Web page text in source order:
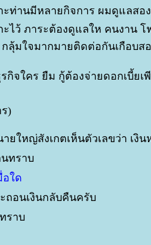
ะท่านมีหลายกิจการ ผมดูแลสอ
ะไว้ ภาระต้องดูแลให คนงาน
ลุ้มใจมากมายติดต่อกันเกือบส
กิจใคร ยืม กู้ต้องจ่ายดอกเบี้ยเ
)
ยใหญ่สังเกตเห็นตัวเลขว่า เงิ
ทราบ
ใด
ถอนเงินกลับคืนครับ
ราบ